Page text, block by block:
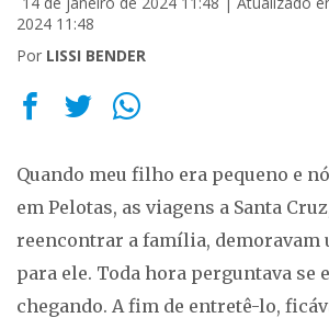
2024 11:48
Por LISSI BENDER
Quando meu filho era pequeno e
em Pelotas, as viagens a Santa
reencontrar a família, demoravam
para ele. Toda hora perguntava se
chegando. A fim de entretê-lo,